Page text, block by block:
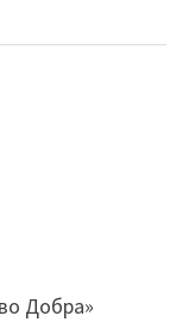
Добра»